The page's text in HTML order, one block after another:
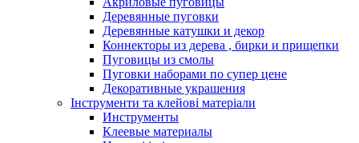
Деревянные пуговки
Деревянные катушки и декор
Коннекторы из дерева , бирки и прищепки
Пуговицы из смолы
Пуговки наборами по супер цене
Декоративные украшения
Інструменти та клейові матеріали
Инструменты
Клеевые материалы